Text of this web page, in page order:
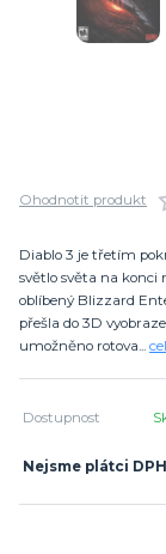
Ohodnotit produkt
Diablo 3 je třetím
světlo světa na konci
oblíbený Blizzard
přešla do 3D
umožněno rotova...
Dostupnost
Nejsme plátci DPH